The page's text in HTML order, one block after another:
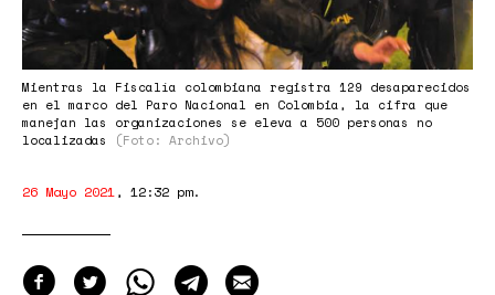
Mientras la Fiscalía colombiana registra 129 desaparecidos
en el marco del Paro Nacional en Colombia, la cifra que
manejan las organizaciones se eleva a 500 personas no
localizadas
(Foto: Archivo)
26 Mayo 2021, 12:32 pm.